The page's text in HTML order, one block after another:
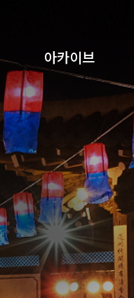
아카이브